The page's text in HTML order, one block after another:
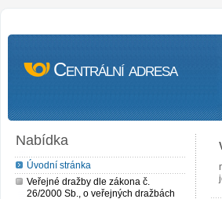
Centrální adresa
Nabídka
Úvodní stránka
Veřejné dražby dle zákona č.
26/2000 Sb., o veřejných dražbách